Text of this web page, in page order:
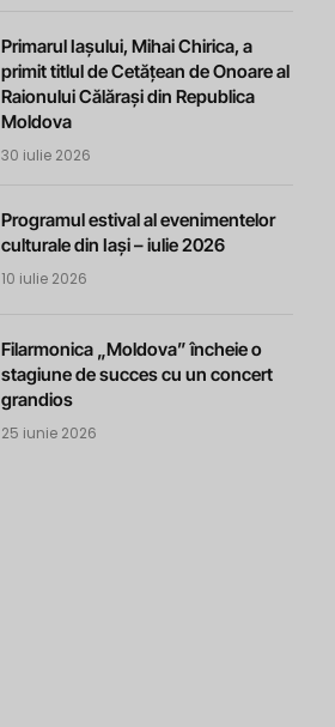
Primarul Iașului, Mihai Chirica, a
primit titlul de Cetățean de Onoare al
Raionului Călărași din Republica
Moldova
30 iulie 2026
Programul estival al evenimentelor
culturale din Iași – iulie 2026
10 iulie 2026
Filarmonica „Moldova” încheie o
stagiune de succes cu un concert
grandios
25 iunie 2026